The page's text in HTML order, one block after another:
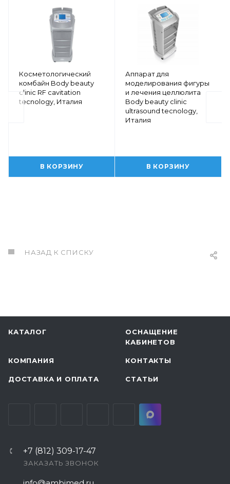
Косметологический
комбайн Body beauty
clinic RF cavitation
tecnology, Италия
В КОРЗИНУ
Аппарат для
моделирования фигуры
и лечения целлюлита
Body beauty clinic
ultrasound tecnology,
Италия
В КОРЗИНУ
НАЗАД К СПИСКУ
КАТАЛОГ
ОСНАЩЕНИЕ
КАБИНЕТОВ
КОМПАНИЯ КОНТАКТЫ
ДОСТАВКА И ОПЛАТА СТАТЬИ
+7 (812) 309-17-47
ЗАКАЗАТЬ ЗВОНОК